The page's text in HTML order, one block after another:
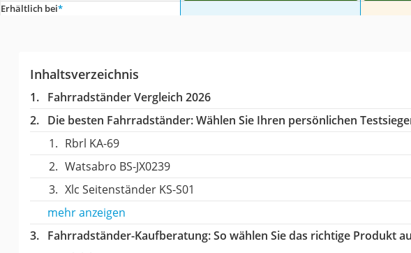
Erhältlich bei*
Inhaltsverzeichnis
Fahrradständer Vergleich 2026
Die besten Fahrradständer:Wählen Sie Ihren persönlichen
Rbrl KA-69
Watsabro BS-JX0239
Xlc Seitenständer KS-S01
mehr anzeigen
Fahrradständer-Kaufberatung: So wählen Sie das richtige Produkt